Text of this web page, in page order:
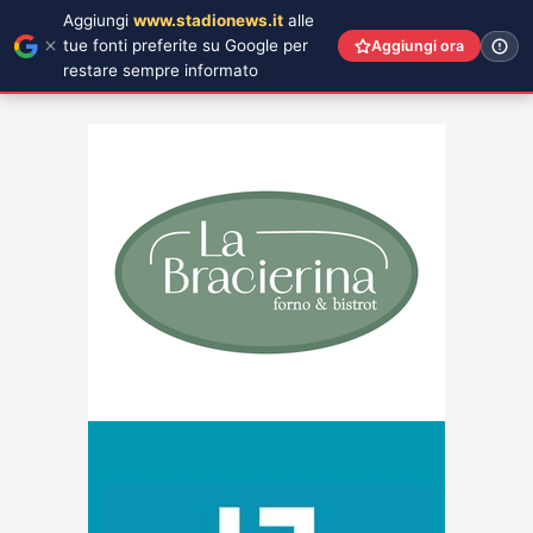
Aggiungi www.stadionews.it alle
tue fonti preferite su Google per
restare sempre informato
Aggiungi ora